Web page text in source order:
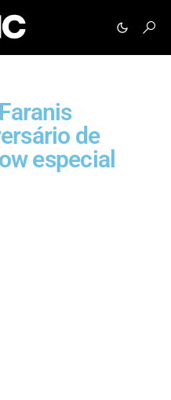
de
especial